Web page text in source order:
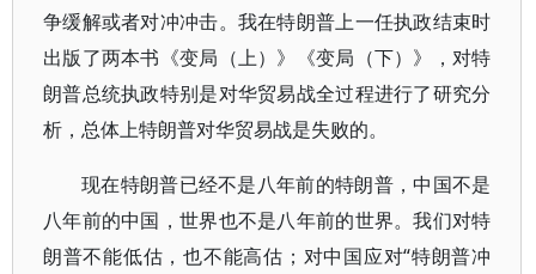
争缓解或者对冲冲击。我在特朗普上一任执政结束时
出版了两本书《变局（上）》《变局（下）》，对特
朗普总统执政特别是对华贸易战全过程进行了研究分
析，总体上特朗普对华贸易战是失败的。
现在特朗普已经不是八年前的特朗普，中国不是
八年前的中国，世界也不是八年前的世界。我们对特
朗普不能低估，也不能高估；对中国应对“特朗普冲